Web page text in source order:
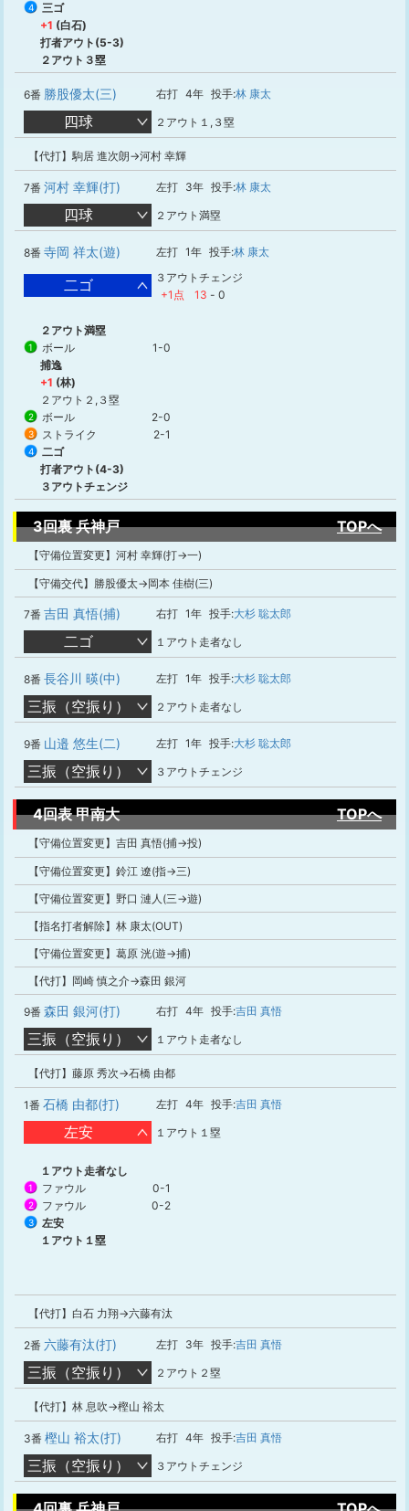
4
三ゴ
+1 (白石)
打者アウト(5-3)
２アウト３塁
6番 勝股優太(三) 右打 4年 投手:林 康太
四球 ２アウト１,３塁
【代打】駒居 進次朗→河村 幸輝
7番 河村 幸輝(打) 左打 3年 投手:林 康太
四球 ２アウト満塁
8番 寺岡 祥太(遊) 左打 1年 投手:林 康太
二ゴ
３アウトチェンジ
+1点
13 - 0
２アウト満塁
1 ボール
1-0
捕逸
+1 (林)
２アウト２,３塁
2 ボール 2-0
3 ストライク 2-1
4
二ゴ
打者アウト(4-3)
３アウトチェンジ
3回裏 兵神戸 TOPへ
【守備位置変更】河村 幸輝(打→一)
【守備交代】勝股優太→岡本 佳樹(三)
7番 吉田 真悟(捕) 右打 1年 投手:大杉 聡太郎
二ゴ １アウト走者なし
8番 長谷川 暎(中) 左打 1年 投手:大杉 聡太郎
三振（空振り） ２アウト走者なし
9番 山邉 悠生(二) 左打 1年 投手:大杉 聡太郎
三振（空振り） ３アウトチェンジ
4回表 甲南大 TOPへ
【守備位置変更】吉田 真悟(捕→投)
【守備位置変更】鈴江 遼(指→三)
【守備位置変更】野口 漣人(三→遊)
【指名打者解除】林 康太(OUT)
【守備位置変更】葛原 洸(遊→捕)
【代打】岡崎 慎之介→森田 銀河
9番 森田 銀河(打) 右打 4年 投手:吉田 真悟
三振（空振り） １アウト走者なし
【代打】藤原 秀次→石橋 由都
1番 石橋 由都(打) 左打 4年 投手:吉田 真悟
左安 １アウト１塁
１アウト走者なし
1 ファウル 0-1
2 ファウル 0-2
3
左安
１アウト１塁
【代打】白石 力翔→六藤有汰
2番 六藤有汰(打) 左打 3年 投手:吉田 真悟
三振（空振り） ２アウト２塁
【代打】林 息吹→樫山 裕太
3番 樫山 裕太(打) 右打 4年 投手:吉田 真悟
三振（空振り） ３アウトチェンジ